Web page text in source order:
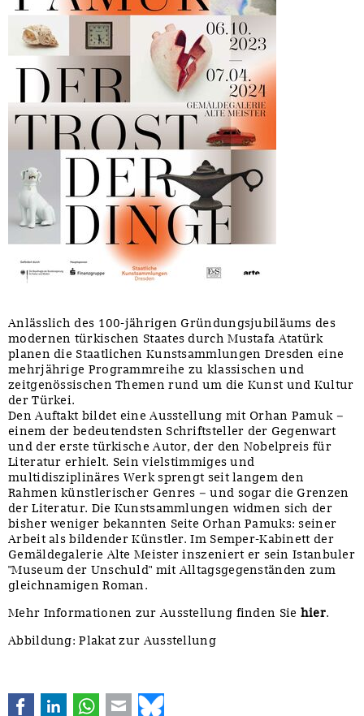
Anlässlich des 100-jährigen Gründungsjubiläums des
modernen türkischen Staates durch Mustafa Atatürk
planen die Staatlichen Kunstsammlungen Dresden eine
mehrjährige Programmreihe zu klassischen und
zeitgenössischen Themen rund um die Kunst und Kultur
der Türkei.
Den Auftakt bildet eine Ausstellung mit Orhan Pamuk –
einem der bedeutendsten Schriftsteller der Gegenwart
und der erste türkische Autor, der den Nobelpreis für
Literatur erhielt. Sein vielstimmiges und
multidisziplinäres Werk sprengt seit langem den
Rahmen künstlerischer Genres – und sogar die Grenzen
der Literatur. Die Kunstsammlungen widmen sich der
bisher weniger bekannten Seite Orhan Pamuks: seiner
Arbeit als bildender Künstler. Im Semper-Kabinett der
Gemäldegalerie Alte Meister inszeniert er sein Istanbuler
"Museum der Unschuld" mit Alltagsgegenständen zum
gleichnamigen Roman.
Mehr Informationen zur Ausstellung finden Sie hier.
Abbildung: Plakat zur Ausstellung
FacebookLinkedInWhatsApp
E-mail